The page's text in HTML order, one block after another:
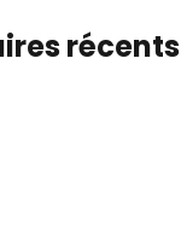
récents